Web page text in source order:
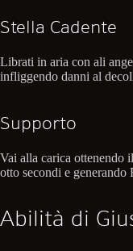
Stella Cadente
Librati in aria con ali
infliggendo danni al
Supporto
Vai alla carica ottenendo
otto secondi e generando
Abilità di